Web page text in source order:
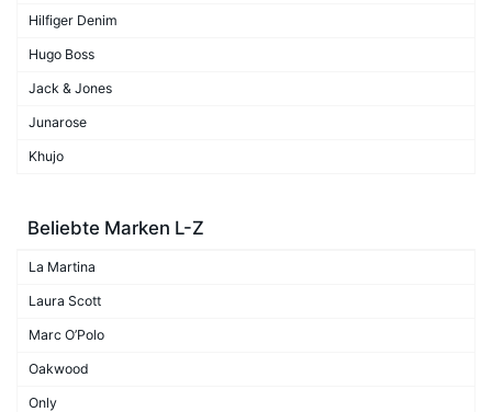
Hilfiger Denim
Hugo Boss
Jack & Jones
Junarose
Khujo
Beliebte Marken L-Z
La Martina
Laura Scott
Marc O’Polo
Oakwood
Only